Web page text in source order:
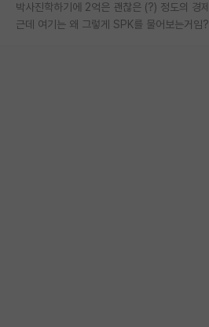
근데 여기는 왜 그렇게 SPK를 물어보는거임?